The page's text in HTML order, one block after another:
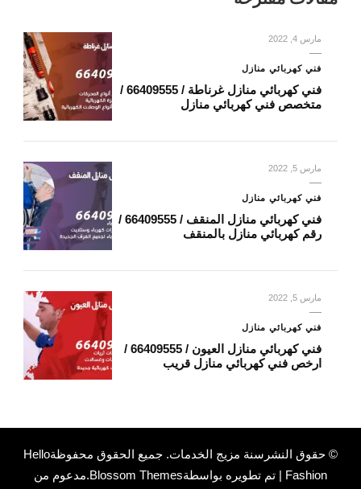
مارس 4, 2022
فني كهربائي منازل
فني كهربائي منازل غرناطة / 66409555 /
متخصص فني كهربائي منازل
مارس 5, 2022
فني كهربائي منازل
فني كهربائي منازل المنقف / 66409555 /
رقم كهربائي منازل بالمنقف
مارس 5, 2022
فني كهربائي منازل
فني كهربائي منازل العيون / 66409555 /
ارخص فني كهربائي منازل قريب
© حقوق النشرسنة مزيج الخدمات. جميع الحقوق محفوظةHello
Fashion | تم تطويره بواسطة
Blossom Themes.مدعوم من